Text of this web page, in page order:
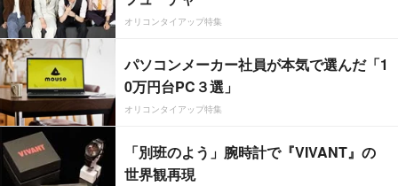
オリコンタイアップ特集
パソコンメーカー社員が本気で選んだ「1
0万円台PC３選」
オリコンタイアップ特集
「別班のよう」腕時計で『VIVANT』の
世界観再現